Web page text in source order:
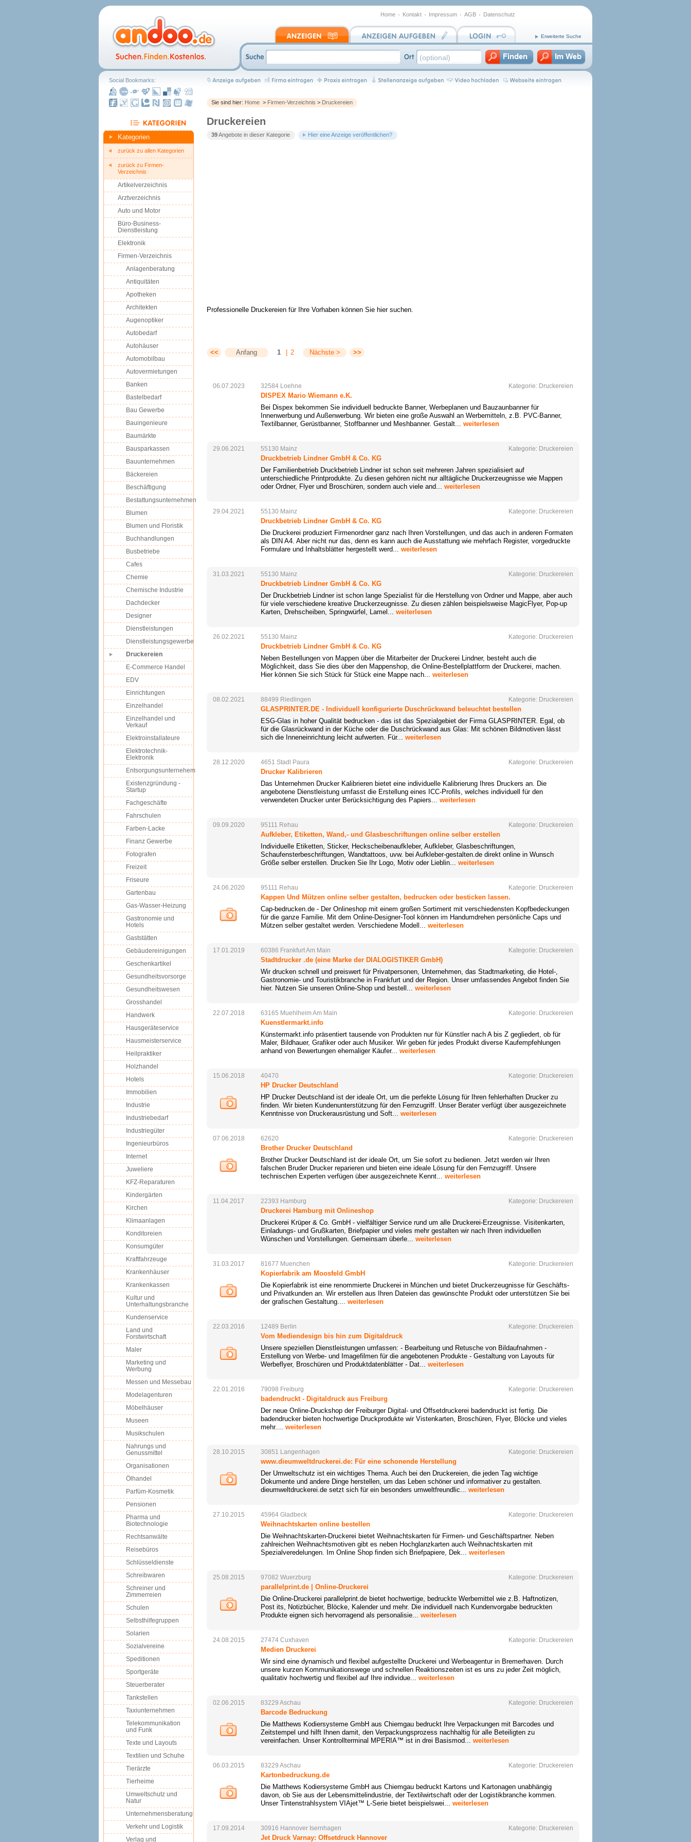
Home Kontakt Impressum AGB Datenschutz
Erweiterte Suche
Sie sind hier: Home > Firmen-Verzeichnis > Druckereien
Druckereien
39Angebote in dieser Kategorie Hier eine Anzeige veröffentlichen?
Professionelle Druckereien für Ihre Vorhaben können Sie hier suchen.
<< Anfang 1 2 Nächste > >>
06.07.2023 32584 Loehne Kategorie: Druckereien
DISPEX Mario Wiemann e.K.
Bei Dispex bekommen Sie individuell bedruckte Banner, Werbeplanen und Bauzaunbanner für
Innenwerbung und Außenwerbung. Wir bieten eine große Auswahl an Werbemitteln, z.B. PVC-Banner,
Textilbanner, Gerüstbanner, Stoffbanner und Meshbanner. Gestalt... weiterlesen
29.06.2021 55130 Mainz Kategorie: Druckereien
Druckbetrieb Lindner GmbH & Co. KG
Der Familienbetrieb Druckbetrieb Lindner ist schon seit mehreren Jahren spezialisiert auf
unterschiedliche Printprodukte. Zu diesen gehören nicht nur alltägliche Druckerzeugnisse wie Mappen
oder Ordner, Flyer und Broschüren, sondern auch viele and... weiterlesen
29.04.2021 55130 Mainz Kategorie: Druckereien
Druckbetrieb Lindner GmbH & Co. KG
Die Druckerei produziert Firmenordner ganz nach Ihren Vorstellungen, und das auch in anderen Formaten
als DIN A4. Aber nicht nur das, denn es kann auch die Ausstattung wie mehrfach Register, vorgedruckte
Formulare und Inhaltsblätter hergestellt werd... weiterlesen
31.03.2021 55130 Mainz Kategorie: Druckereien
Druckbetrieb Lindner GmbH & Co. KG
Der Druckbetrieb Lindner ist schon lange Spezialist für die Herstellung von Ordner und Mappe, aber auch
für viele verschiedene kreative Druckerzeugnisse. Zu diesen zählen beispielsweise MagicFlyer, Pop-up
Karten, Drehscheiben, Springwürfel, Lamel... weiterlesen
26.02.2021 55130 Mainz Kategorie: Druckereien
Druckbetrieb Lindner GmbH & Co. KG
Neben Bestellungen von Mappen über die Mitarbeiter der Druckerei Lindner, besteht auch die
Möglichkeit, dass Sie dies über den Mappenshop, die Online-Bestellplattform der Druckerei, machen.
Hier können Sie sich Stück für Stück eine Mappe nach... weiterlesen
08.02.2021 88499 Riedlingen Kategorie: Druckereien
GLASPRINTER.DE - Individuell konfigurierte Duschrückwand beleuchtet bestellen
ESG-Glas in hoher Qualität bedrucken - das ist das Spezialgebiet der Firma GLASPRINTER. Egal, ob
für die Glasrückwand in der Küche oder die Duschrückwand aus Glas: Mit schönen Bildmotiven lässt
sich die Inneneinrichtung leicht aufwerten. Für... weiterlesen
28.12.2020 4651 Stadl Paura Kategorie: Druckereien
Drucker Kalibrieren
Das Unternehmen Drucker Kalibrieren bietet eine individuelle Kalibrierung Ihres Druckers an. Die
angebotene Dienstleistung umfasst die Erstellung eines ICC-Profils, welches individuell für den
verwendeten Drucker unter Berücksichtigung des Papiers... weiterlesen
09.09.2020 95111 Rehau Kategorie: Druckereien
Aufkleber, Etiketten, Wand,- und Glasbeschriftungen online selber erstellen
Individuelle Etiketten, Sticker, Heckscheibenaufkleber, Aufkleber, Glasbeschriftungen,
Schaufensterbeschriftungen, Wandtattoos, uvw. bei Aufkleber-gestalten.de direkt online in Wunsch
Größe selber erstellen. Drucken Sie Ihr Logo, Motiv oder Lieblin... weiterlesen
24.06.2020 95111 Rehau Kategorie: Druckereien
Kappen Und Mützen online selber gestalten, bedrucken oder besticken lassen.
Cap-bedrucken.de - Der Onlineshop mit einem großen Sortiment mit verschiedensten Kopfbedeckungen
für die ganze Familie. Mit dem Online-Designer-Tool können im Handumdrehen persönliche Caps und
Mützen selber gestaltet werden. Verschiedene Modell... weiterlesen
17.01.2019 60386 FrankfurtAm Main Kategorie: Druckereien
Stadtdrucker .de (eine Marke der DIALOGISTIKER GmbH)
Wir drucken schnell und preiswert für Privatpersonen, Unternehmen, das Stadtmarketing, die Hotel-,
Gastronomie- und Touristikbranche in Frankfurt und der Region. Unser umfassendes Angebot finden Sie
hier. Nutzen Sie unseren Online-Shop und bestell... weiterlesen
22.07.2018 63165 Muehlheim Am Main Kategorie: Druckereien
Kuenstlermarkt.info
Künstermarkt.info präsentiert tausende von Produkten nur für Künstler nach A bis Z gegliedert, ob für
Maler, Bildhauer, Grafiker oder auch Musiker. Wir geben für jedes Produkt diverse Kaufempfehlungen
anhand von Bewertungen ehemaliger Käufer... weiterlesen
15.06.2018 40470 Kategorie: Druckereien
HP Drucker Deutschland
HP Drucker Deutschland ist der ideale Ort, um die perfekte Lösung für Ihren fehlerhaften Drucker zu
finden. Wir bieten Kundenunterstützung für den Fernzugriff. Unser Berater verfügt über ausgezeichnete
Kenntnisse von Druckerausrüstung und Soft... weiterlesen
07.06.2018 62620 Kategorie: Druckereien
Brother Drucker Deutschland
Brother Drucker Deutschland ist der ideale Ort, um Sie sofort zu bedienen. Jetzt werden wir Ihren
falschen Bruder Drucker reparieren und bieten eine ideale Lösung für den Fernzugriff. Unsere
technischen Experten verfügen über ausgezeichnete Kennt... weiterlesen
11.04.2017 22393 Hamburg Kategorie: Druckereien
Druckerei Hamburg mit Onlineshop
Druckerei Krüper & Co. GmbH - vielfältiger Service rund um alle Druckerei-Erzeugnisse. Visitenkarten,
Einladungs- und Grußkarten, Briefpapier und vieles mehr gestalten wir nach Ihren individuellen
Wünschen und Vorstellungen. Gemeinsam überle... weiterlesen
31.03.2017 81677 Muenchen Kategorie: Druckereien
Kopierfabrik am Moosfeld GmbH
Die Kopierfabrik ist eine renommierte Druckerei in München und bietet Druckerzeugnisse für Geschäfts-
und Privatkunden an. Wir erstellen aus Ihren Dateien das gewünschte Produkt oder unterstützen Sie bei
der grafischen Gestaltung.... weiterlesen
22.03.2016 12489 Berlin Kategorie: Druckereien
Vom Mediendesign bis hin zum Digitaldruck
Unsere speziellen Dienstleistungen umfassen: - Bearbeitung und Retusche von Bildaufnahmen -
Erstellung von Werbe- und Imagefilmen für die angebotenen Produkte - Gestaltung von Layouts für
Werbeflyer, Broschüren und Produktdatenblätter - Dat... weiterlesen
22.01.2016 79098 Freiburg Kategorie: Druckereien
badendruckt - Digitaldruck aus Freiburg
Der neue Online-Druckshop der Freiburger Digital- und Offsetdruckerei badendruckt ist fertig. Die
badendrucker bieten hochwertige Druckprodukte wir Vistenkarten, Broschüren, Flyer, Blöcke und vieles
mehr.... weiterlesen
28.10.2015 30851 Langenhagen Kategorie: Druckereien
www.dieumweltdruckerei.de: Für eine schonende Herstellung
Der Umweltschutz ist ein wichtiges Thema. Auch bei den Druckereien, die jeden Tag wichtige
Dokumente und andere Dinge herstellen, um das Leben schöner und informativer zu gestalten.
dieumweltdruckerei.de setzt sich für ein besonders umweltfreundlic... weiterlesen
27.10.2015 45964 Gladbeck Kategorie: Druckereien
Weihnachtskarten online bestellen
Die Weihnachtskarten-Druckerei bietet Weihnachtskarten für Firmen- und Geschäftspartner. Neben
zahlreichen Weihnachtsmotiven gibt es neben Hochglanzkarten auch Weihnachtskarten mit
Spezialveredelungen. Im Online Shop finden sich Briefpapiere, Dek... weiterlesen
25.08.2015 97082 Wuerzburg Kategorie: Druckereien
parallelprint.de | Online-Druckerei
Die Online-Druckerei parallelprint.de bietet hochwertige, bedruckte Werbemittel wie z.B. Haftnotizen,
Post its, Notizbücher, Blöcke, Kalender und mehr. Die individuell nach Kundenvorgabe bedruckten
Produkte eignen sich hervorragend als personalisie... weiterlesen
24.08.2015 27474 Cuxhaven Kategorie: Druckereien
Medien Druckerei
Wir sind eine dynamisch und flexibel aufgestellte Druckerei und Werbeagentur in Bremerhaven. Durch
unsere kurzen Kommunikationswege und schnellen Reaktionszeiten ist es uns zu jeder Zeit möglich,
qualitativ hochwertig und flexibel auf Ihre individue... weiterlesen
02.06.2015 83229 Aschau Kategorie: Druckereien
Barcode Bedruckung
Die Matthews Kodiersysteme GmbH aus Chiemgau bedruckt Ihre Verpackungen mit Barcodes und
Zeitstempel und hilft Ihnen damit, den Verpackungsprozess nachhaltig für alle Beteiligten zu
vereinfachen. Unser Kontrollterminal MPERIA™ ist in drei Basismod... weiterlesen
06.03.2015 83229 Aschau Kategorie: Druckereien
Kartonbedruckung.de
Die Matthews Kodiersysteme GmbH aus Chiemgau bedruckt Kartons und Kartonagen unabhängig
davon, ob Sie aus der Lebensmittelindustrie, der Textilwirtschaft oder der Logistikbranche kommen.
Unser Tintenstrahlsystem VIAjet™ L-Serie bietet beispielswei... weiterlesen
17.09.2014 30916 Hannover Isernhagen Kategorie: Druckereien
Jet Druck Varnay: Offsetdruck Hannover
Social Bookmarks:
Kategorien
zurück zu allen Kategorien
zurück zu Firmen-
Verzeichnis
Artikelverzeichnis
Arztverzeichnis
Auto und Motor
Büro-Business-
Dienstleistung
Elektronik
Firmen-Verzeichnis
Anlagenberatung
Antiquitäten
Apotheken
Architekten
Augenoptiker
Autobedarf
Autohäuser
Automobilbau
Autovermietungen
Banken
Bastelbedarf
Bau Gewerbe
Bauingenieure
Baumärkte
Bausparkassen
Bauunternehmen
Bäckereien
Beschäftigung
Bestattungsunternehmen
Blumen
Blumen und Floristik
Buchhandlungen
Busbetriebe
Cafes
Chemie
Chemische Industrie
Dachdecker
Designer
Dienstleistungen
Dienstleistungsgewerbe
Druckereien
E-Commerce Handel
EDV
Einrichtungen
Einzelhandel
Einzelhandel und
Verkauf
Elektroinstallateure
Elektrotechnik-
Elektronik
Entsorgungsunternehem
Existenzgründung -
Startup
Fachgeschäfte
Fahrschulen
Farben-Lacke
Finanz Gewerbe
Fotografen
Freizeit
Friseure
Gartenbau
Gas-Wasser-Heizung
Gastronomie und
Hotels
Gaststätten
Gebäudereinigungen
Geschenkartikel
Gesundheitsvorsorge
Gesundheitswesen
Grosshandel
Handwerk
Hausgeräteservice
Hausmeisterservice
Heilpraktiker
Holzhandel
Hotels
Immobilien
Industrie
Industriebedarf
Industriegüter
Ingenieurbüros
Internet
Juweliere
KFZ-Reparaturen
Kindergärten
Kirchen
Klimaanlagen
Konditoreien
Konsumgüter
Kraftfahrzeuge
Krankenhäuser
Krankenkassen
Kultur und
Unterhaltungsbranche
Kundenservice
Land und
Forstwirtschaft
Maler
Marketing und
Werbung
Messen und Messebau
Modelagenturen
Möbelhäuser
Museen
Musikschulen
Nahrungs und
Genussmittel
Organisationen
Ölhandel
Parfüm-Kosmetik
Pensionen
Pharma und
Biotechnologie
Rechtsanwälte
Reisebüros
Schlüsseldienste
Schreibwaren
Schreiner und
Zimmerreien
Schulen
Selbsthilfegruppen
Solarien
Sozialvereine
Speditionen
Sportgeräte
Steuerberater
Tankstellen
Taxiunternehmen
Telekommunikation
und Funk
Texte und Layouts
Textilien und Schuhe
Tierärzte
Tierheime
Umweltschutz und
Natur
Unternehmensberatung
Verkehr und Logistik
Verlag und